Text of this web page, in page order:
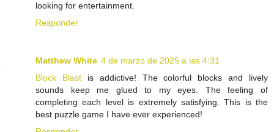
looking for entertainment.
Responder
Matthew White 4 de marzo de 2025 a las 4:31
Block Blastis addictive! The colorful blocks and lively
sounds keep me glued to my eyes. The feeling of
completing each level is extremely satisfying. This is the
best puzzle game I have ever experienced!